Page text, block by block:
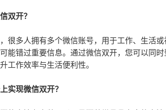
双开？
很多人拥有多个微信账号，用于工作、生活
能错过重要信息。通过微信双开，您可以同
工作效率与生活便利性。
实现微信双开？